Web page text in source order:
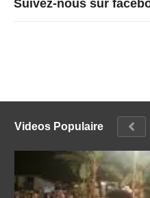
Suivez-nous sur
Videos Populaire